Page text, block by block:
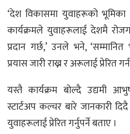
‘देश विकासमा युवाहरूको भूमिका
कार्यक्रमले युवाहरूलाई देशमै
प्रदान गर्छ,’ उनले भने,
प्रयास जारी राख्न र अरूलाई प्रेरित
यस्तै कार्यक्रम बोल्दै उद्यमी
स्टार्टअप कल्चर बारे जानकारी
युवाहरूलाई प्रेरित गर्नुपर्ने बताए ।